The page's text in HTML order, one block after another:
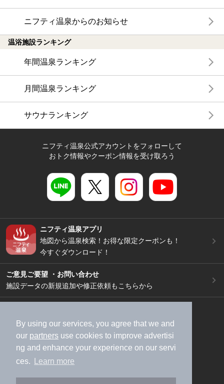
By using our services, you agree that we and
our partners use cookies to improve advertisi
ng and enhance your experience on our servi
ces.
Learn more
ニフティ温泉からのお知らせ
温浴施設ランキング
年間温泉ランキング
月間温泉ランキング
サウナランキング
ニフティ温泉公式アカウントをフォローして
おトク情報やクーポン情報を受け取ろう
ニフティ温泉アプリ
地図から温泉検索！お得な限定クーポンも！
今すぐダウンロード！
ご意見ご要望 ・お問い合わせ
施設データの新規追加や修正依頼もこちらから
加盟店募集（資料請求）
広告出稿のご案内
利用規約
ライフスタイルMEMBERS+規約
特定商取引法に基づく表記
ヘルプ
採用情報
運営会社